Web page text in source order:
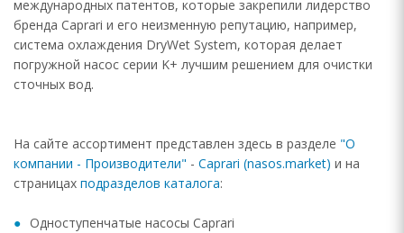
международных патентов, которые закрепили лидерство
бренда Caprari и его неизменную репутацию, например,
система охлаждения DryWet System, которая делает
погружной насос серии K+ лучшим решением для очистки
сточных вод.
На сайте ассортимент представлен здесь в разделе "О
компании - Производители" - Caprari (nasos.market) и на
страницах подразделов каталога:
Одноступенчатые насосы Caprari